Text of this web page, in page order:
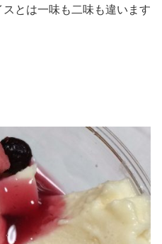
とは一味も二味も違います